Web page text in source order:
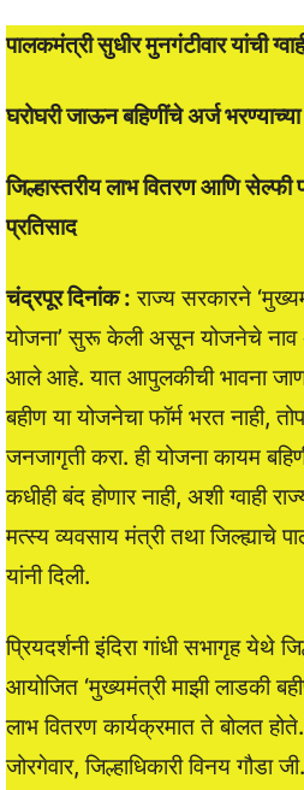
पालकमंत्री सुधीर मुनगंटीवार यांची
घरोघरी जाऊन बहिणींचे अर्ज
जिल्हास्तरीय लाभ वितरण आणि सेल्फी
प्रतिसाद
चंद्रपूर दिनांक : राज्य सरकारने
योजना’ सुरू केली असून योजनेचे नाव
आले आहे. यात आपुलकीची भावना
बहीण या योजनेचा फॉर्म भरत नाही,
जनजागृती करा. ही योजना कायम
कधीही बंद होणार नाही, अशी ग्वाही
मत्स्य व्यवसाय मंत्री तथा जिल्ह्याचे
यांनी दिली.
प्रियदर्शनी इंदिरा गांधी सभागृह येथे
आयोजित ‘मुख्यमंत्री माझी लाडकी
लाभ वितरण कार्यक्रमात ते बोलत
जोरगेवार, जिल्हाधिकारी विनय गौडा